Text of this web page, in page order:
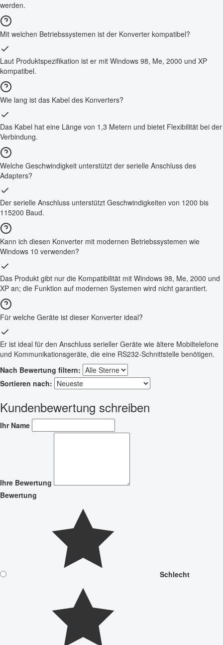
werden.
Mit welchen Betriebssystemen ist der Konverter kompatibel?
Laut Produktspezifikation ist er mit Windows 98, Me, 2000 und XP
kompatibel.
Wie lang ist das Kabel des Konverters?
Das Kabel hat eine Länge von 1,3 Metern und bietet Flexibilität bei der
Verbindung.
Welche Geschwindigkeit unterstützt der serielle Anschluss des
Adapters?
Der serielle Anschluss unterstützt Geschwindigkeiten von 1200 bis
115200 Baud.
Kann ich diesen Konverter mit modernen Betriebssystemen wie
Windows 10 verwenden?
Das Produkt gibt nur die Kompatibilität mit Windows 98, Me, 2000 und
XP an; die Funktion auf modernen Systemen wird nicht garantiert.
Für welche Geräte ist dieser Konverter ideal?
Er ist ideal für den Anschluss serieller Geräte wie ältere Mobiltelefone
und Kommunikationsgeräte, die eine RS232-Schnittstelle benötigen.
Nach Bewertung filtern:
Sortieren nach:
Kundenbewertung schreiben
Ihr Name
Ihre Bewertung
Bewertung
Schlecht